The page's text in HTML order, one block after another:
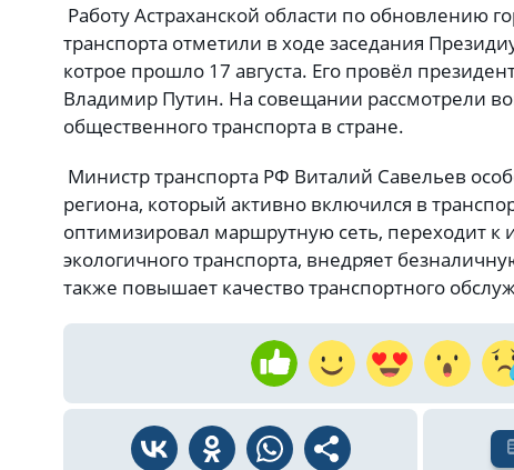
Работу Астраханской области по обновлению
транспорта отметили в ходе заседания
котрое прошло 17 августа. Его провёл
Владимир Путин. На совещании рассмотрели
общественного транспорта в стране.
Министр транспорта РФ Виталий Савельев
региона, который активно включился в
оптимизировал маршрутную сеть, переходит к
экологичного транспорта, внедряет
также повышает качество транспортного